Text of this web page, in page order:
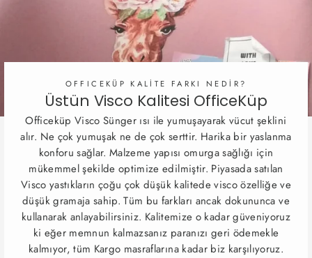
OFFICEKÜP KALİTE FARKI NEDİR?
Üstün Visco Kalitesi OfficeKüp
Officeküp Visco Sünger ısı ile yumuşayarak vücut şeklini
alır. Ne çok yumuşak ne de çok serttir. Harika bir yaslanma
konforu sağlar. Malzeme yapısı omurga sağlığı için
mükemmel şekilde optimize edilmiştir. Piyasada satılan
Visco yastıkların çoğu çok düşük kalitede visco özelliğe ve
düşük gramaja sahip. Tüm bu farkları ancak dokununca ve
kullanarak anlayabilirsiniz. Kalitemize o kadar güveniyoruz
ki eğer memnun kalmazsanız paranızı geri ödemekle
kalmıyor, tüm Kargo masraflarına kadar biz karşılıyoruz.